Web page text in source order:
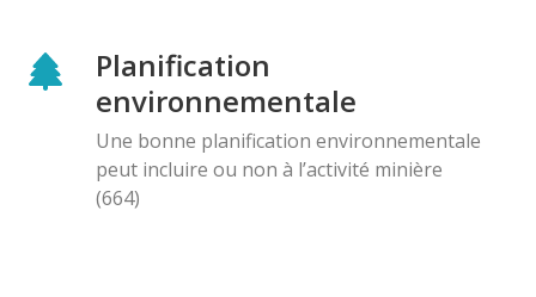
Planification
environnementale
Une bonne planification environnementale
peut incluire ou non à l’activité minière
(664)